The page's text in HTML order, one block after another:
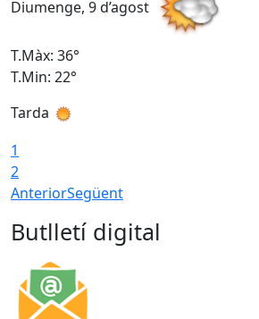
Diumenge, 9 d’agost
T.Màx: 36°
T.Min: 22°
Tarda
1
2
AnteriorSegüent
Butlletí digital